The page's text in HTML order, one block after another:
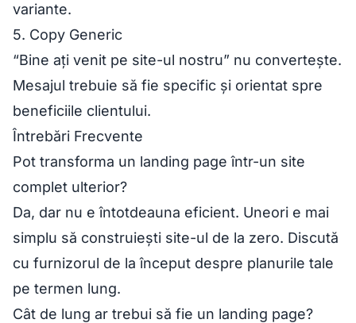
variante.
5. Copy Generic
“Bine ați venit pe site-ul nostru” nu convertește.
Mesajul trebuie să fie specific și orientat spre
beneficiile clientului.
Întrebări Frecvente
Pot transforma un landing page într-un site
complet ulterior?
Da, dar nu e întotdeauna eficient. Uneori e mai
simplu să construiești site-ul de la zero. Discută
cu furnizorul de la început despre planurile tale
pe termen lung.
Cât de lung ar trebui să fie un landing page?